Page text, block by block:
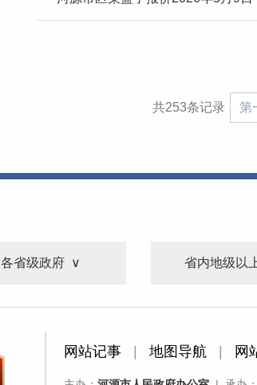
共253条记录 第
各省级政府 省内地级以
网站记事 地图导航 网